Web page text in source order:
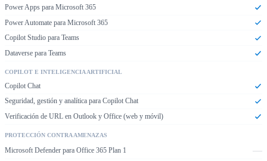
Power Apps para Microsoft 365
Power Automate para Microsoft 365
Copilot Studio para Teams
Dataverse para Teams
COPILOT E INTELIGENCIA ARTIFICIAL
Copilot Chat
Seguridad, gestión y analítica para Copilot Chat
Verificación de URL en Outlook y Office (web y móvil)
PROTECCIÓN CONTRA AMENAZAS
Microsoft Defender para Office 365 Plan 1 —